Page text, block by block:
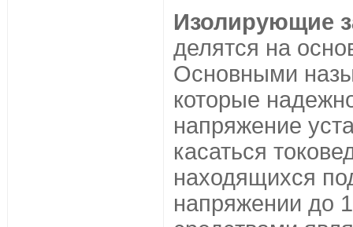
Изолирующие
делятся на
Основными
которые
напряжение
касаться
находящихся
напряжении до